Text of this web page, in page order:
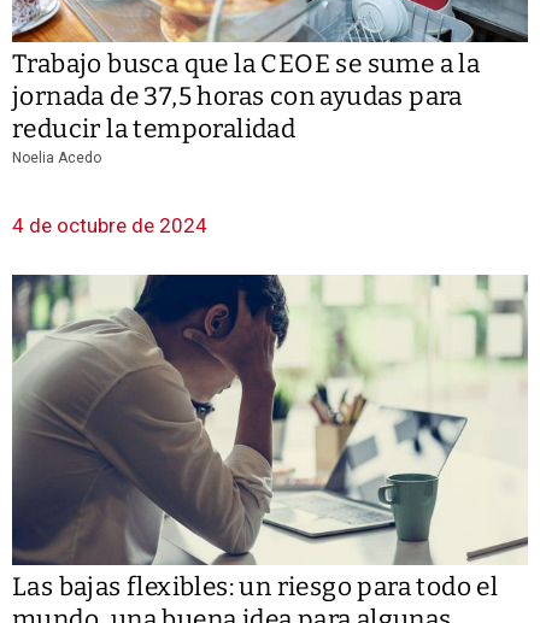
Trabajo busca que la CEOE se sume a la
jornada de 37,5 horas con ayudas para
reducir la temporalidad
Noelia Acedo
4 de octubre de 2024
Las bajas flexibles: un riesgo para todo el